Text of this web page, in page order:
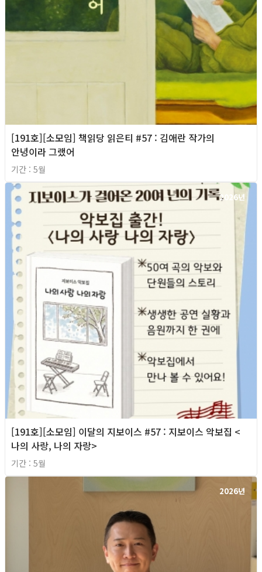
[191호][소모임] 책읽당 읽은티 #57 : 김애란 작가의
안녕이라 그랬어
기간 : 5월
2026년
[191호][소모임] 이달의 지보이스 #57 : 지보이스 악보집 <
나의 사랑, 나의 자랑>
기간 : 5월
2026년